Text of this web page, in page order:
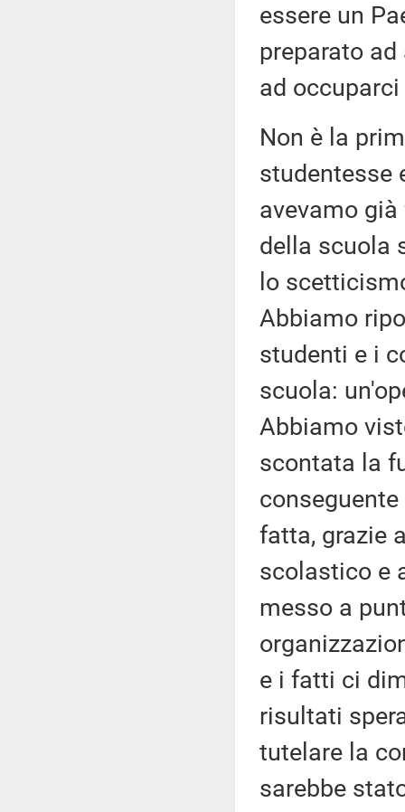
essere un
preparato
ad
Non è la
studentesse
avevamo
della scuola
lo
Abbiamo
studenti e i
scuola:
Abbiamo
scontata la
fatta, grazie
scolastico e
messo a
e i fatti ci
risultati
tutelare la
sarebbe